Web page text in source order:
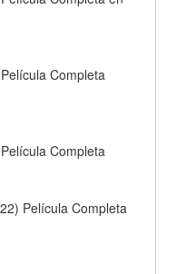
Completa
Completa
Película Completa